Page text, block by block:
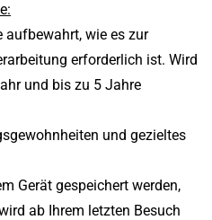
aufbewahrt, wie es zur
erforderlich ist. Wird
und bis zu 5 Jahre
und gezieltes
Gerät gespeichert werden,
ab Ihrem letzten Besuch